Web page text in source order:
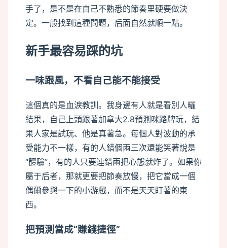
手了，是不是在自己不熟悉的節奏里硬要做決
定。一般找到這種問題，后面自然就順一點。
新手最容易踩的坑
一味跟風，不看自己能不能接受
這個真的是血淚教訓。我身邊有人就是看別人曬
結果，自己上頭跟著加拿大2.8預測咪路牌玩，結
果人家是試玩、他是真著急。每個人對波動的承
受能力不一樣，有的人錯個兩三次還能笑著說是
“體驗”，有的人只要連錯兩把心態就炸了。如果你
屬于后者，那就更要把節奏放慢，把它當成一個
偶爾參與一下的小游戲，而不是天天盯著的東
西。
把預測當成“賺錢捷徑”